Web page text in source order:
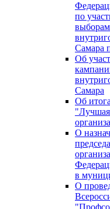
по
Самара
Об
Самара
Об
О
в
О